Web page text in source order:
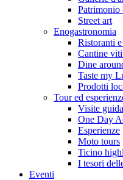
Patrimonio
Street art
Enogastronomia
Ristoranti
Cantine
Dine
Taste my
Prodotti
Tour ed
Visite
One Day
Esperienze
Moto tours
Ticino
I tesori
Eventi